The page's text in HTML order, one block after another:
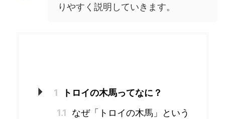
りやすく説明していきます。
1
トロイの木馬ってなに？
1.1
なぜ「トロイの木馬」という